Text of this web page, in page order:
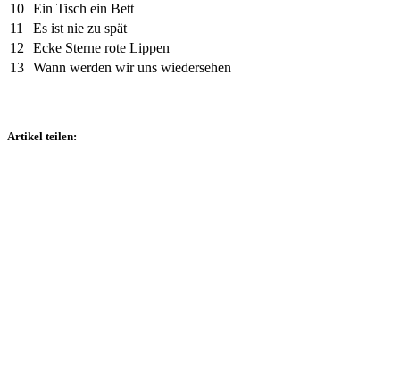
10 Ein Tisch ein Bett
11
Es ist nie zu spät
12 Ecke Sterne rote Lippen
13 Wann werden wir uns wiedersehen
Artikel teilen: